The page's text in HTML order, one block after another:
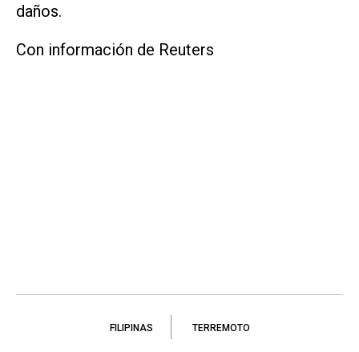
daños.
Con información de Reuters
FILIPINAS TERREMOTO